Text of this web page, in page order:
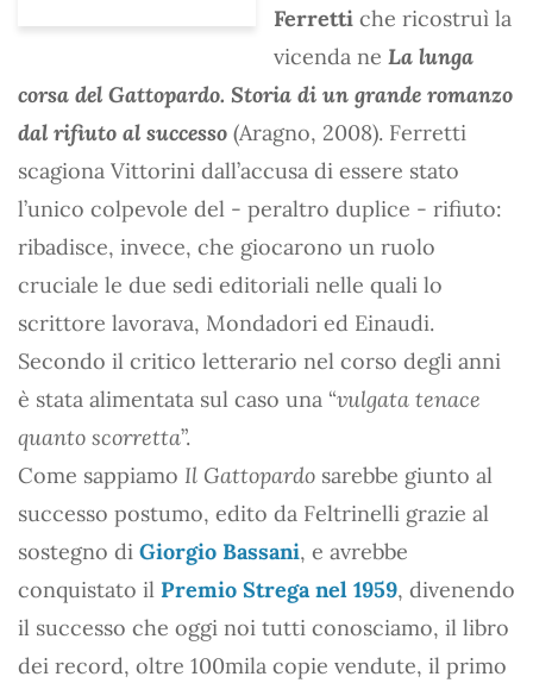
Ferretti che ricostruì la
vicenda ne La lunga
corsa del Gattopardo. Storia di un grande romanzo
dal rifiuto al successo (Aragno, 2008). Ferretti
scagiona Vittorini dall’accusa di essere stato
l’unico colpevole del - peraltro duplice - rifiuto:
ribadisce, invece, che giocarono un ruolo
cruciale le due sedi editoriali nelle quali lo
scrittore lavorava, Mondadori ed Einaudi.
Secondo il critico letterario nel corso degli anni
è stata alimentata sul caso una “vulgata tenace
quanto scorretta”.
Come sappiamo Il Gattopardo sarebbe giunto al
successo postumo, edito da Feltrinelli grazie al
sostegno di Giorgio Bassani, e avrebbe
conquistato il Premio Strega nel 1959, divenendo
il successo che oggi noi tutti conosciamo, il libro
dei record, oltre 100mila copie vendute, il primo